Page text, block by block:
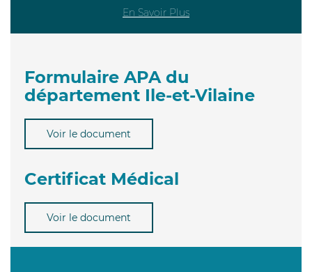
En Savoir Plus
Formulaire APA du
département Ile-et-Vilaine
Voir le document
Certificat Médical
Voir le document